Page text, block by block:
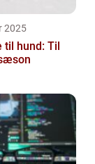
2025
hund: Til